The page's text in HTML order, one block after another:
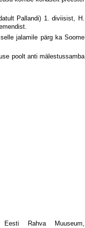
Pallandi) 1. diviisist, H.
jalamile pärg ka Soome
poolt anti mälestussamba
Rahva Muuseum,